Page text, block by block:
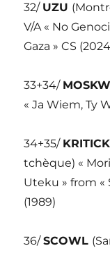
32/ UZU
V/A « No
Gaza » CS
33+34/
« Ja Wiem, Ty
34+35/
tchèque) «
Uteku » from «
(1989)
36/SCOWL